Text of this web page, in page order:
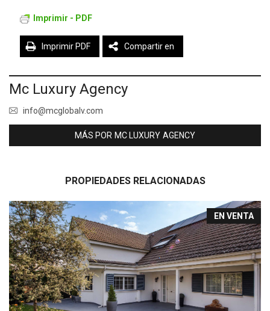
Imprimir - PDF
Imprimir PDF Compartir en
Mc Luxury Agency
info@mcglobalv.com
MÁS POR MC LUXURY AGENCY
PROPIEDADES RELACIONADAS
EN VENTA